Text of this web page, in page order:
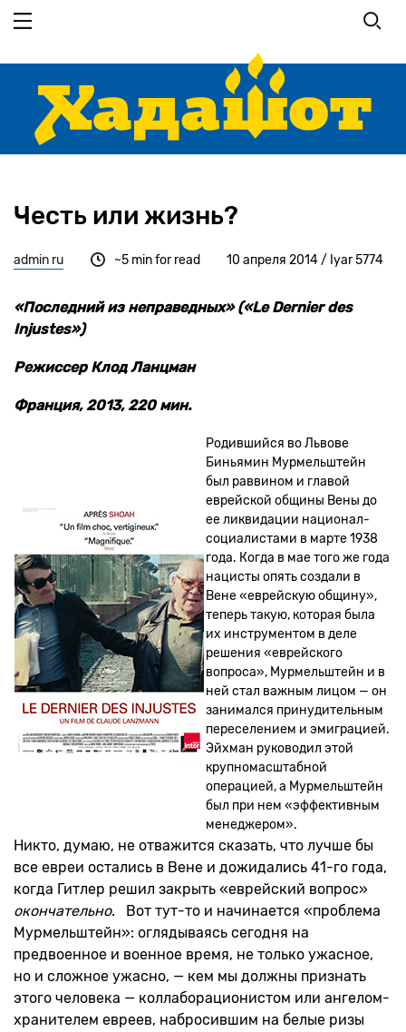
основному
Честь или жизнь?
admin ru 10 апреля 2014 / Iyar 5774
~5 min for read
«Последний из неправедных» («Le Dernier des
Injustes»)
Режиссер Клод Ланцман
Франция, 2013, 220 мин.
Родившийся во Львове
Биньямин Мурмельштейн
был раввином и главой
еврейской общины Вены до
ее ликвидации национал-
социалистами в марте 1938
года. Когда в мае того же года
нацисты опять создали в
Вене «еврейскую общину»,
теперь такую, которая была
их инструментом в деле
решения «еврейского
вопроса», Мурмельштейн и в
ней стал важным лицом — он
занимался принудительным
переселением и эмиграцией.
Эйхман руководил этой
крупномасштабной
операцией, а Мурмельштейн
был при нем «эффективным
менеджером».
Никто, думаю, не отважится сказать, что лучше бы
все евреи остались в Вене и дожидались 41-го года,
когда Гитлер решил закрыть «еврейский вопрос»
окончательно. Вот тут-то и начинается «проблема
Мурмельштейн»: оглядываясь сегодня на
предвоенное и военное время, не только ужасное,
но и сложное ужасно, — кем мы должны признать
этого человека — коллаборационистом или ангелом-
хранителем евреев, набросившим на белые ризы